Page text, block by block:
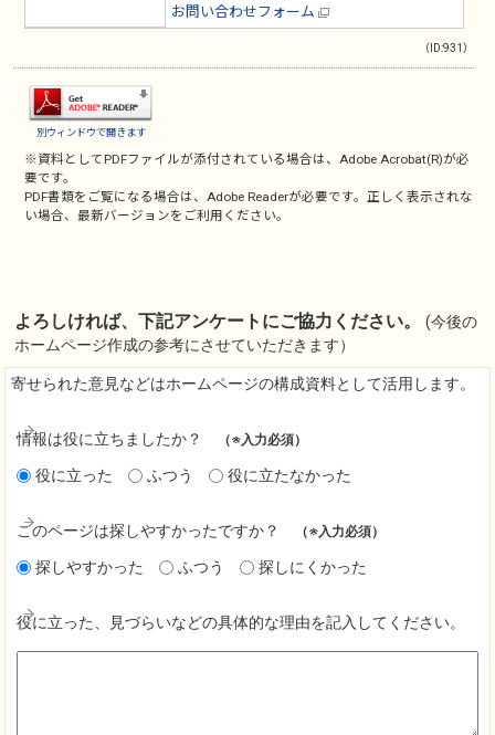
お問い合わせフォーム
（ID:931）
別ウィンドウで開きます
※資料としてPDFファイルが添付されている場合は、Adobe Acrobat(R)が必
要です。
PDF書類をご覧になる場合は、Adobe Readerが必要です。正しく表示されな
い場合、最新バージョンをご利用ください。